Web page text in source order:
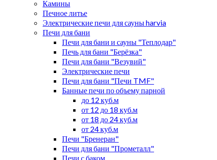
Камины
Печное литье
Электрические печи для сауны harvia
Печи для бани
Печи для бани и сауны "Теплодар"
Печь для бани "Берёзка"
Печи для бани "Везувий"
Электрические печи
Печи для бани "Печи TMF"
Банные печи по объему парной
до 12 куб.м
от 12 до 18 куб.м
от 18 до 24 куб.м
от 24 куб.м
Печи "Бренеран"
Печи для бани "Прометалл"
Печи с баком